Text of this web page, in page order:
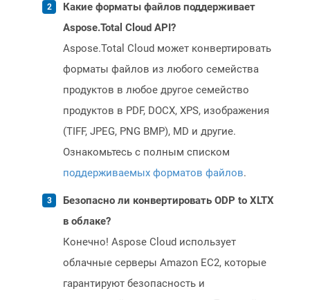
Какие форматы файлов поддерживает
Aspose.Total Cloud API?
Aspose.Total Cloud может конвертировать
форматы файлов из любого семейства
продуктов в любое другое семейство
продуктов в PDF, DOCX, XPS, изображения
(TIFF, JPEG, PNG BMP), MD и другие.
Ознакомьтесь с полным списком
поддерживаемых форматов файлов.
Безопасно ли конвертировать ODP to XLTX
в облаке?
Конечно! Aspose Cloud использует
облачные серверы Amazon EC2, которые
гарантируют безопасность и